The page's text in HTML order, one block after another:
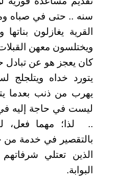
سنه .. حتى في صباه
القرية يغازلون
ويختلسون معهن
كان يعجز هو عن
يتورد خداه ويتلجلج
يهرب من ذنب بعدما
ليست في حاجة إليه في
.. لذا؛ مهما فعل،
بالتقصير في خدمة من
الذين تعتلي
البوابة.